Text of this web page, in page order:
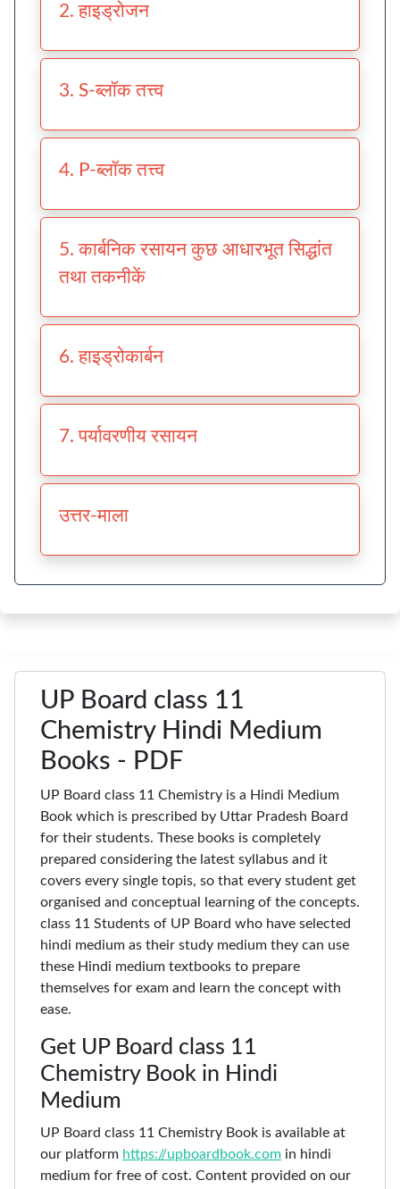
2. हाइड्रोजन
3. S-ब्लॉक तत्त्व
4. P-ब्लॉक तत्त्व
5. कार्बनिक रसायन कुछ आधारभूत सिद्धांत
तथा तकनीकें
6. हाइड्रोकार्बन
7. पर्यावरणीय रसायन
उत्तर-माला
UP Board class 11
Chemistry Hindi Medium
Books - PDF
UP Board class 11 Chemistry is a Hindi Medium
Book which is prescribed by Uttar Pradesh Board
for their students. These books is completely
prepared considering the latest syllabus and it
covers every single topis, so that every student get
organised and conceptual learning of the concepts.
class 11 Students of UP Board who have selected
hindi medium as their study medium they can use
these Hindi medium textbooks to prepare
themselves for exam and learn the concept with
ease.
Get UP Board class 11
Chemistry Book in Hindi
Medium
UP Board class 11 Chemistry Book is available at
our platform https://upboardbook.com in hindi
medium for free of cost. Content provided on our